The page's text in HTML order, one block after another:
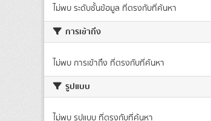
ไม่พบ ระดับชั้นข้อมูล ที่ตรงกับที่ค้นหา
การเข้าถึง
ไม่พบ การเข้าถึง ที่ตรงกับที่ค้นหา
รูปแบบ
ไม่พบ รูปแบบ ที่ตรงกับที่ค้นหา